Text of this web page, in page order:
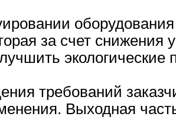
за счет
экологические
требований
Выходная